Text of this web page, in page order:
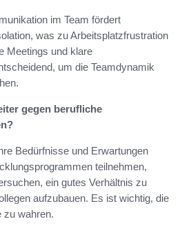
im Team fördert
was zu Arbeitsplatzfrustration
Meetings und klare
um die Teamdynamik
gegen berufliche
Bedürfnisse und Erwartungen
teilnehmen,
ein gutes Verhältnis zu
aufzubauen. Es ist wichtig, die
zu wahren.